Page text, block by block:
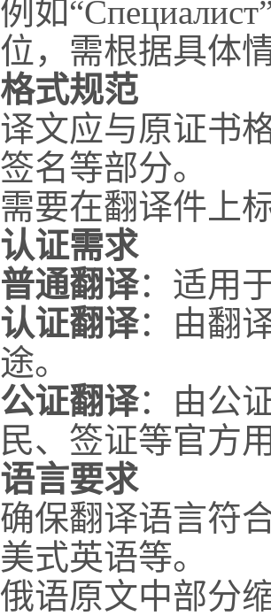
例如
位，需根据具体
格式规范
译文应与原证书
签名等部分。
需要在翻译件上
认证需求
普通翻译：适用
认证翻译：由翻
途。
公证翻译：由公
民、签证等官方用
语言要求
确保翻译语言符
美式英语等。
俄语原文中部分